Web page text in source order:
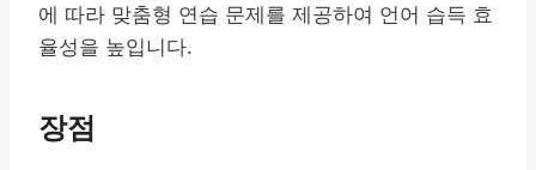
에 따라 맞춤형 연습 문제를 제공하여 언어 습득 효
율성을 높입니다.
장점